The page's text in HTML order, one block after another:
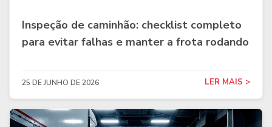
Inspeção de caminhão: checklist completo
para evitar falhas e manter a frota rodando
25 DE JUNHO DE 2026 LER MAIS >